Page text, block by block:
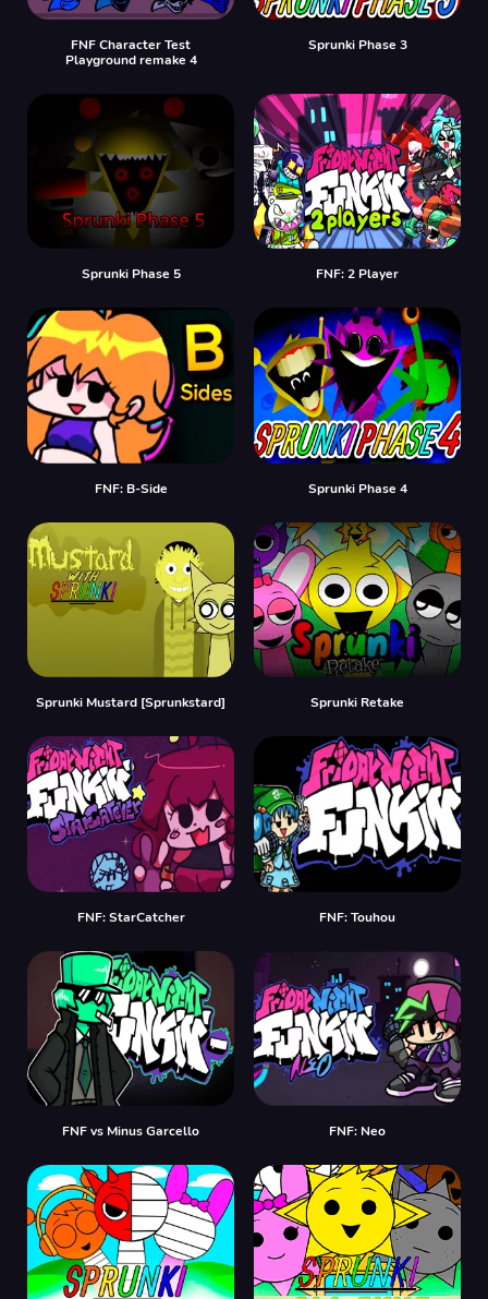
FNF Character Test
Playground remake 4
Sprunki Phase 3
Sprunki Phase 5 FNF: 2 Player
FNF: B-Side Sprunki Phase 4
Sprunki Mustard [Sprunkstard] Sprunki Retake
FNF: StarCatcher FNF: Touhou
FNF vs Minus Garcello FNF: Neo